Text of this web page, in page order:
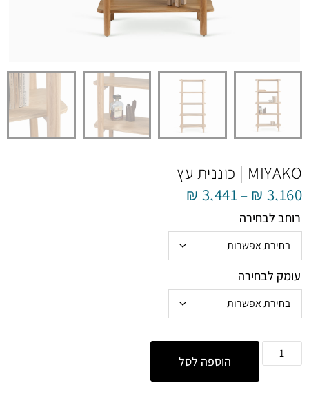
MIYAKO | כוננית עץ
₪ 3,160
–
₪ 3,441
רוחב לבחירה
עומק לבחירה
הוספה לסל